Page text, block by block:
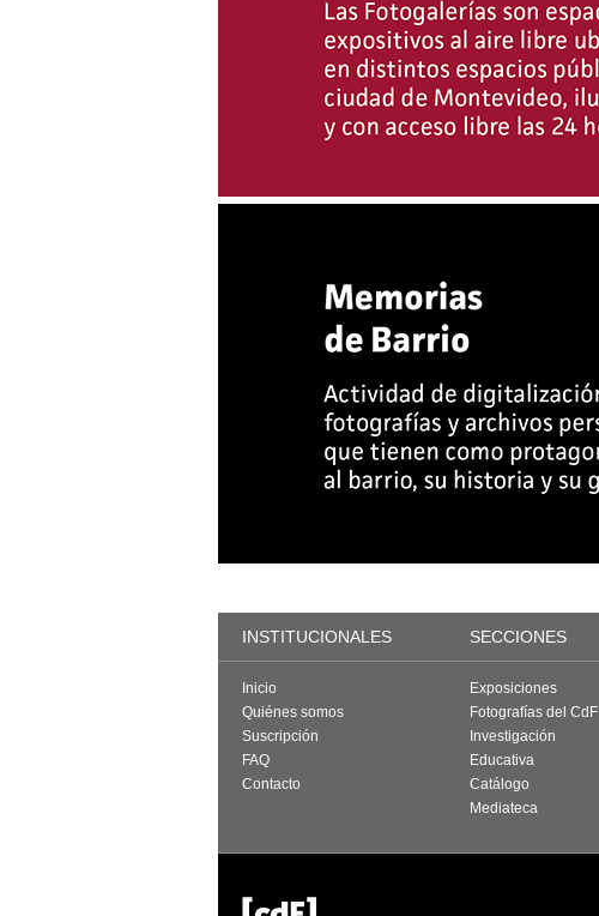
INSTITUCIONALES SECCIONES
Inicio
Quiénes somos
Suscripción
FAQ
Contacto
Exposiciones
Fotografías del CdF
Investigación
Educativa
Catálogo
Mediateca